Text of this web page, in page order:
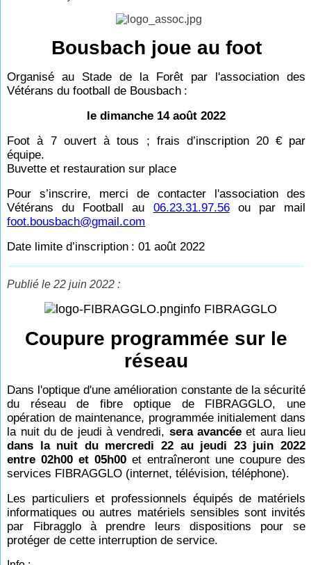
Bousbach joue au foot
Organisé au Stade de la Forêt par l'association des
Vétérans du football de Bousbach :
le dimanche 14 août 2022
Foot à 7 ouvert à tous ; frais d’inscription 20 € par
équipe.
Buvette et restauration sur place
Pour s’inscrire, merci de contacter l'association des
Vétérans du Football au 06.23.31.97.56ou par mail
foot.bousbach@gmail.com
Date limite d’inscription : 01 août 2022
Publié le 22 juin 2022 :
info FIBRAGGLO
Coupure programmée sur le
réseau
Dans l'optique d'une amélioration constante de la sécurité
du réseau de fibre optique de FIBRAGGLO, une
opération de maintenance, programmée initialement dans
la nuit du de jeudi à vendredi, sera avancéeet aura lieu
dans la nuit du mercredi 22 au jeudi 23 juin 2022
entre 02h00 et 05h00 et entraîneront une coupure des
services FIBRAGGLO (internet, télévision, téléphone).
Les particuliers et professionnels équipés de matériels
informatiques ou autres matériels sensibles sont invités
par Fibragglo à prendre leurs dispositions pour se
protéger de cette interruption de service.